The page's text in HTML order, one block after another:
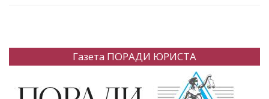
Газета ПОРАДИ ЮРИСТА